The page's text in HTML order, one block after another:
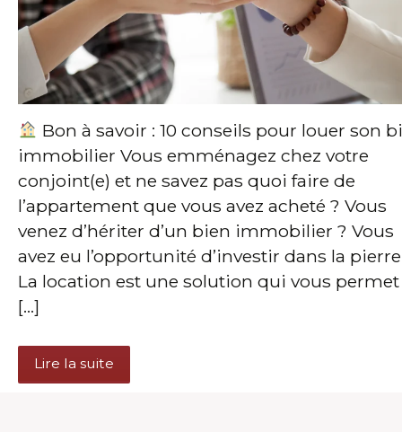
Bon à savoir : 10 conseils pour louer son
immobilier Vous emménagez chez votre
conjoint(e) et ne savez pas quoi faire de
l’appartement que vous avez acheté ? Vous
venez d’hériter d’un bien immobilier ? Vous
avez eu l’opportunité d’investir dans la
La location est une solution qui vous
[…]
Lire la suite